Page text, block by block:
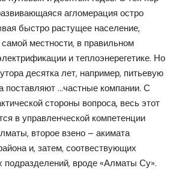
агломерация остро
быстро растущее население,
местности, в правильном
и теплоэнерегетике. Но
десятка лет, например, питьевую
поставляют …частные компании. С
стороны вопроса, весь этот
в управленческой компетенции
второе взено – акимата
и, затем, соотвествующих
подразделений, вроде «Алматы Су».